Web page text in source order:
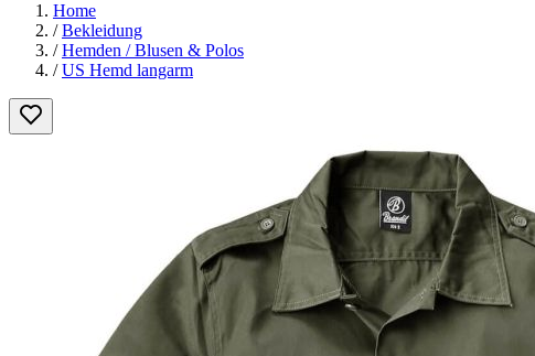
Home
/ Bekleidung
/ Hemden / Blusen & Polos
/ US Hemd langarm